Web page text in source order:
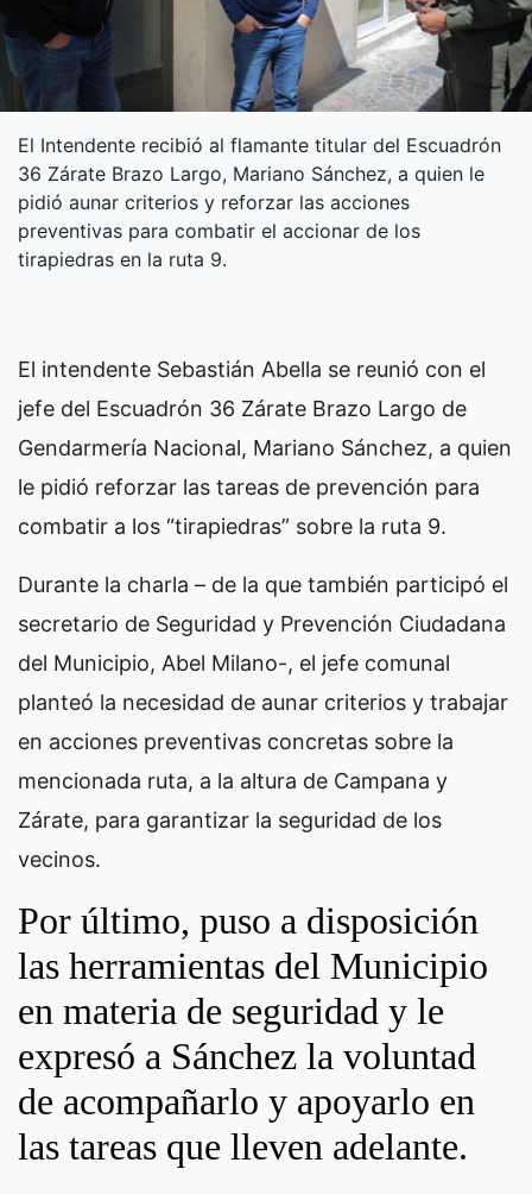
El Intendente recibió al flamante titular del Escuadrón
36 Zárate Brazo Largo, Mariano Sánchez, a quien le
pidió aunar criterios y reforzar las acciones
preventivas para combatir el accionar de los
tirapiedras en la ruta 9.
El intendente Sebastián Abella se reunió con el
jefe del Escuadrón 36 Zárate Brazo Largo de
Gendarmería Nacional, Mariano Sánchez, a quien
le pidió reforzar las tareas de prevención para
combatir a los “tirapiedras” sobre la ruta 9.
Durante la charla – de la que también participó el
secretario de Seguridad y Prevención Ciudadana
del Municipio, Abel Milano-, el jefe comunal
planteó la necesidad de aunar criterios y trabajar
en acciones preventivas concretas sobre la
mencionada ruta, a la altura de Campana y
Zárate, para garantizar la seguridad de los
vecinos.
Por último, puso a disposición
las herramientas del Municipio
en materia de seguridad y le
expresó a Sánchez la voluntad
de acompañarlo y apoyarlo en
las tareas que lleven adelante.